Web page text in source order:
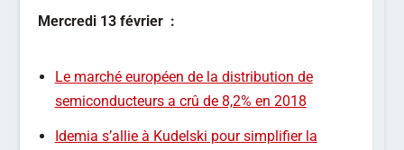
Mercredi 13 février :
Le marché européen de la distribution de
semiconducteurs a crû de 8,2% en 2018
Idemia s’allie à Kudelski pour simplifier la